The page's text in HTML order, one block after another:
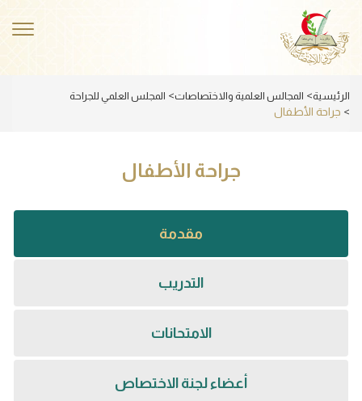
main
content
الرئيسية المجالس العلمية والاختصاصات المجلس العلمي للجراحة
جراحة الأطفال
جراحة الأطفال
مقدمة
(علامة
النشطة)التدريب
الامتحانات
أعضاء لجنة الاختصاص